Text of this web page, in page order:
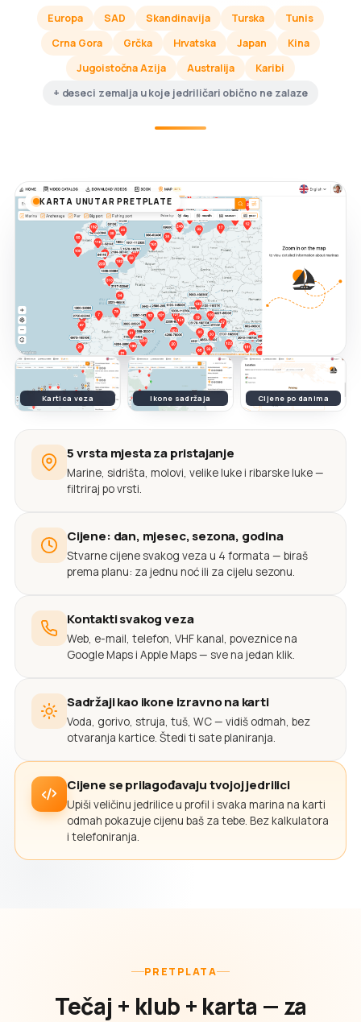
Europa SAD Skandinavija Turska
Tunis
Crna Gora
Grčka Hrvatska Japan
Kina
Jugoistočna Azija
Australija
Karibi
+ deseci zemalja u koje jedriličari obično ne zalaze
KARTA UNUTAR PRETPLATE
Kartica veza Ikone sadržaja Cijene po danima
5 vrsta mjesta za pristajanje
Marine, sidrišta, molovi, velike luke i ribarske luke —
filtriraj po vrsti.
Cijene: dan, mjesec, sezona, godina
Stvarne cijene svakog veza u 4 formata — biraš
prema planu: za jednu noć ili za cijelu sezonu.
Kontakti svakog veza
Web, e-mail, telefon, VHF kanal, poveznice na
Google Maps i Apple Maps — sve na jedan klik.
Sadržaji kao ikone izravno na karti
Voda, gorivo, struja, tuš, WC — vidiš odmah, bez
otvaranja kartice. Štedi ti sate planiranja.
Cijene se prilagođavaju tvojoj jedrilici
Upiši veličinu jedrilice u profil i svaka marina na karti
odmah pokazuje cijenu baš za tebe. Bez kalkulatora
i telefoniranja.
PRETPLATA
Tečaj + klub + karta — za